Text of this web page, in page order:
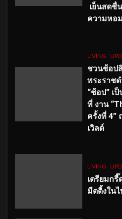
เย็นสดชื่
ความหอ
LIVING
ชวนช้อป
พระราช
“ช้อป” เ
ที่ งาน
ครั้งที่ 4”
เวิลด์
LIVING
เตรียมก
มีตติ้งใน